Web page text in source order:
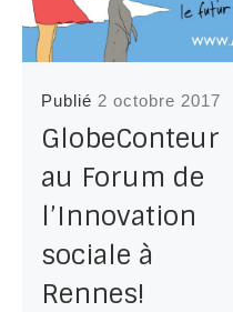
Publié 2 octobre 2017
GlobeConteur
au Forum de
l’Innovation
sociale à
Rennes!